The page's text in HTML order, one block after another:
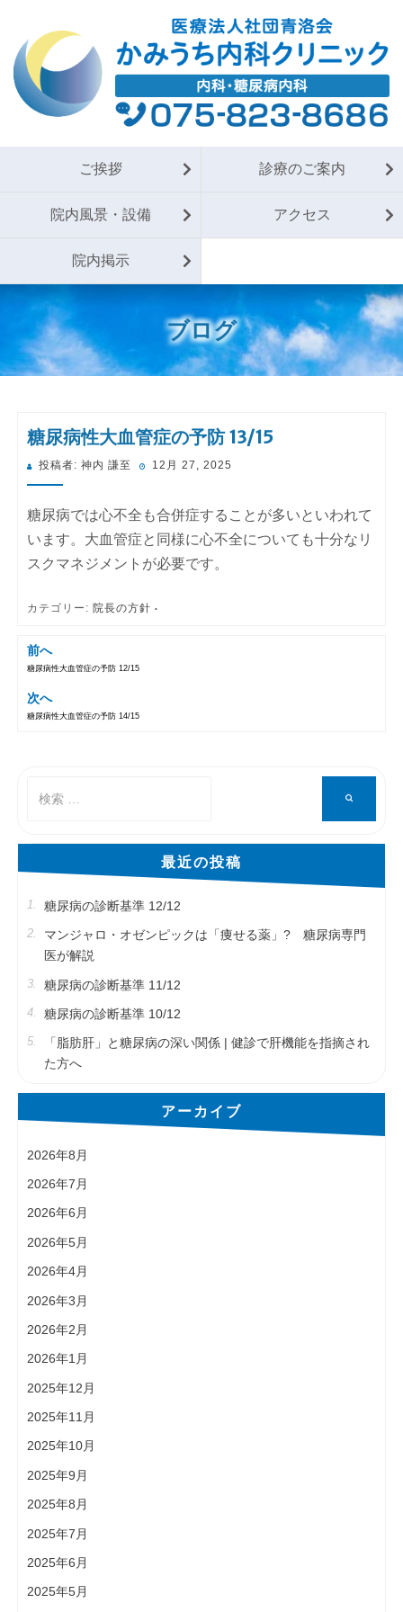
ご挨拶 診療のご案内
院内風景・設備 アクセス
院内掲示
ブログ
糖尿病性大血管症の予防 13/15
投稿者: 神内 謙至
投
12月 27, 2025
糖尿病では心不全も合併症することが多いといわれて
います。大血管症と同様に心不全についても十分なリ
スクマネジメントが必要です。
カテゴリー: 院長の方針
前へ
糖尿病性大血管症の予防 12/15
次へ
糖尿病性大血管症の予防 14/15
象:
最近の投稿
糖尿病の診断基準 12/12
マンジャロ・オゼンピックは「痩せる薬」? 糖尿病専門
医が解説
糖尿病の診断基準 11/12
糖尿病の診断基準 10/12
「脂肪肝」と糖尿病の深い関係 | 健診で肝機能を指摘され
た方へ
アーカイブ
2026年8月
2026年7月
2026年6月
2026年5月
2026年4月
2026年3月
2026年2月
2026年1月
2025年12月
2025年11月
2025年10月
2025年9月
2025年8月
2025年7月
2025年6月
2025年5月